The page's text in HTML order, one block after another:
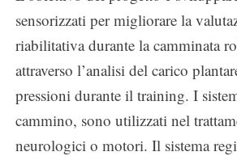
sensorizzati per migliorare la
riabilitativa durante la camminata
attraverso l’analisi del carico
pressioni durante il training. I
cammino, sono utilizzati nel
neurologici o motori. Il sistema